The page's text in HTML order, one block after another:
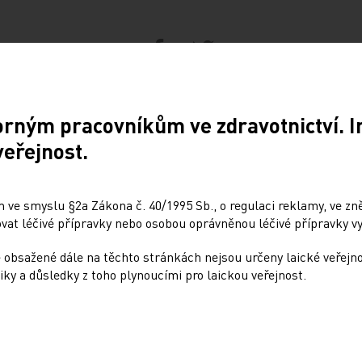
se
rigidních protokolů
Přehnané uklízení ničí
10. 12. 2024
pracovníkům ve zdravotnictví.
smyslu §2a Zákona č. 40/1995 Sb., o regulaci reklamy, ve
léčivé přípravky nebo osobou oprávněnou léčivé přípravky
dále na těchto stránkách nejsou určeny laické
a důsledky z toho plynoucími pro laickou veřejnost.